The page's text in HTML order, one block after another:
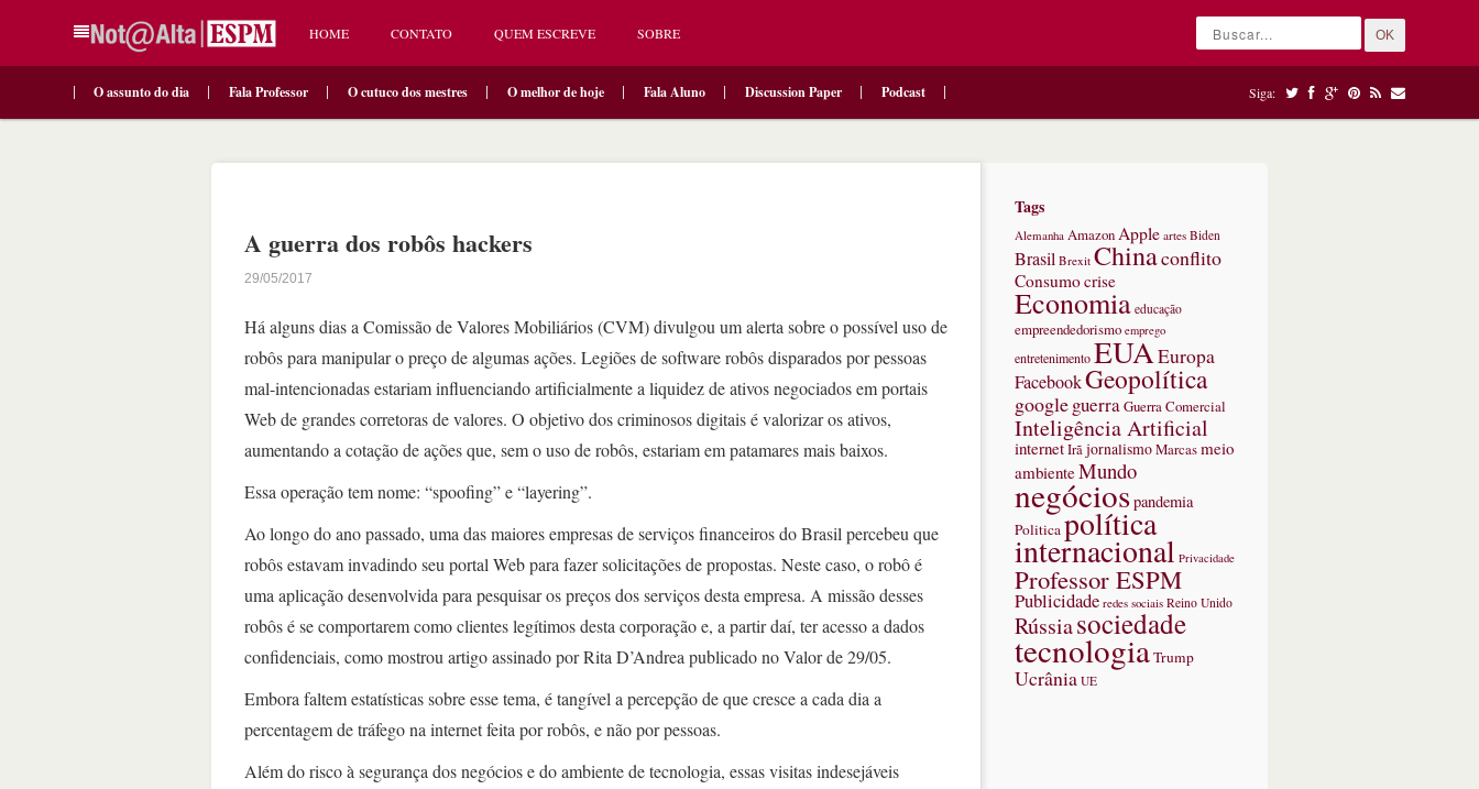
HOME CONTATO QUEM ESCREVE SOBRE OK
O assunto do dia Fala Professor O cutuco dos mestres O melhor de hoje Fala Aluno Discussion Paper Podcast Siga:
A guerra dos robôs hackers
29/05/2017
Há alguns dias a Comissão de Valores Mobiliários (CVM) divulgou um alerta sobre o possível uso de
robôs para manipular o preço de algumas ações. Legiões de software robôs disparados por pessoas
mal-intencionadas estariam influenciando artificialmente a liquidez de ativos negociados em portais
Web de grandes corretoras de valores. O objetivo dos criminosos digitais é valorizar os ativos,
aumentando a cotação de ações que, sem o uso de robôs, estariam em patamares mais baixos.
Essa operação tem nome: “spoofing” e “layering”.
Ao longo do ano passado, uma das maiores empresas de serviços financeiros do Brasil percebeu que
robôs estavam invadindo seu portal Web para fazer solicitações de propostas. Neste caso, o robô é
uma aplicação desenvolvida para pesquisar os preços dos serviços desta empresa. A missão desses
robôs é se comportarem como clientes legítimos desta corporação e, a partir daí, ter acesso a dados
confidenciais, como mostrou artigo assinado por Rita D’Andrea publicado no Valor de 29/05.
Embora faltem estatísticas sobre esse tema, é tangível a percepção de que cresce a cada dia a
percentagem de tráfego na internet feita por robôs, e não por pessoas.
Além do risco à segurança dos negócios e do ambiente de tecnologia, essas visitas indesejáveis
Tags
Alemanha Amazon Apple artes Biden
Brasil Brexit Chinaconflito
Consumocrise
Economia educação
empreendedorismo emprego
entretenimentoEUAEuropa
FacebookGeopolítica
googleguerraGuerra Comercial
Inteligência Artificial
internetIrãjornalismoMarcasmeio
ambienteMundo
negóciospandemia
Politicapolítica
internacional Privacidade
Professor ESPM
Publicidade redes sociais Reino Unido
Rússiasociedade
tecnologiaTrump
Ucrânia UE